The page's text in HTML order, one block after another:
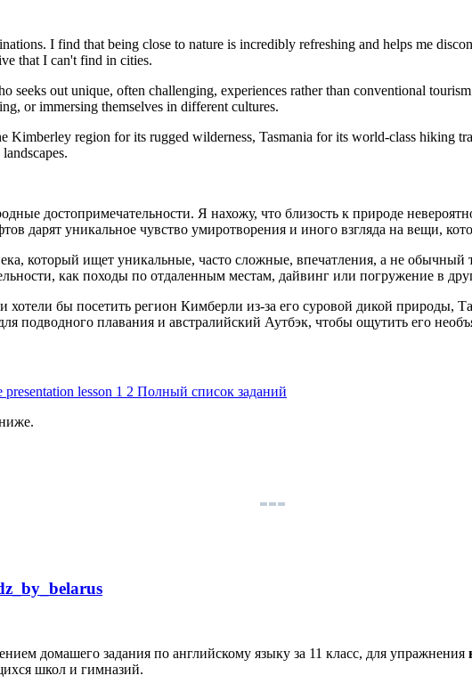
I find that being close to nature is incredibly refreshing and helps me
that I can't find in cities.
seeks out unique, often challenging, experiences rather than conventional
or immersing themselves in different cultures.
region for its rugged wilderness, Tasmania for its world-class hiking
достопримечательности. Я нахожу, что близость к природе
дарят уникальное чувство умиротворения и иного взгляда на вещи,
который ищет уникальные, часто сложные, впечатления, а не
как походы по отдаленным местам, дайвинг или погружение в
бы посетить регион Кимберли из-за его суровой дикой природы,
подводного плавания и австралийский Аутбэк, чтобы ощутить его
presentation lesson 1 2 Полный список заданий
домашего задания по английскому языку за 11 класс, для упражнения
школ и гимназий.